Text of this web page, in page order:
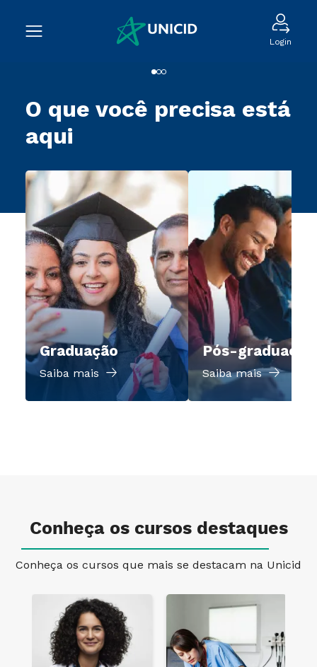
Login
O que você precisa está
aqui
Graduação
Saiba mais
Pós-graduação
Saiba mais
Conheça os cursos destaques
Conheça os cursos que mais se destacam na Unicid